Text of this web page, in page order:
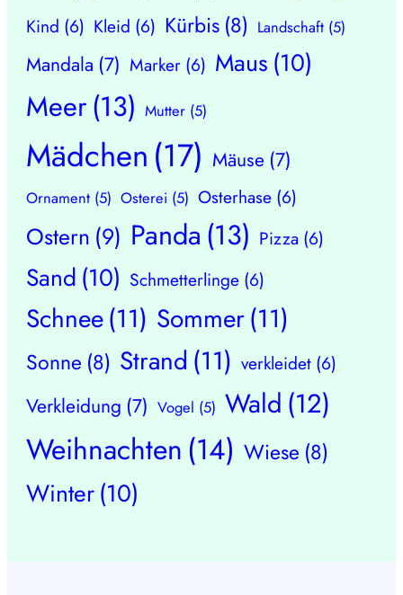
Kind (6) Kleid (6) Kürbis (8) Landschaft (5)
Mandala (7) Marker (6) Maus (10)
Meer(13) Mutter (5)
Mädchen (17) Mäuse (7)
Ornament (5) Osterei (5) Osterhase (6)
Ostern (9) Panda (13) Pizza (6)
Sand (10) Schmetterlinge (6)
Schnee(11) Sommer(11)
Sonne (8) Strand (11) verkleidet (6)
Verkleidung (7) Vogel (5) Wald (12)
Weihnachten(14) Wiese (8)
Winter(10)